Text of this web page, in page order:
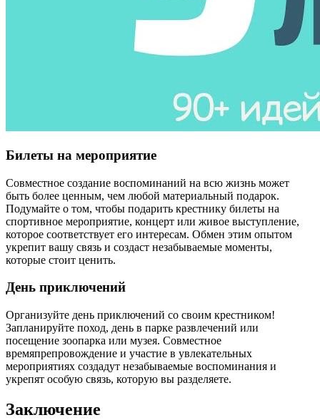
Билеты на мероприятие
Совместное создание воспоминаний на всю жизнь может
быть более ценным, чем любой материальный подарок.
Подумайте о том, чтобы подарить крестнику билеты на
спортивное мероприятие, концерт или живое выступление,
которое соответствует его интересам. Обмен этим опытом
укрепит вашу связь и создаст незабываемые моменты,
которые стоит ценить.
День приключений
Организуйте день приключений со своим крестником!
Запланируйте поход, день в парке развлечений или
посещение зоопарка или музея. Совместное
времяпрепровождение и участие в увлекательных
мероприятиях создадут незабываемые воспоминания и
укрепят особую связь, которую вы разделяете.
Заключение